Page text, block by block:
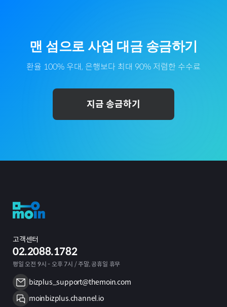
맨 섬으로 사업 대금송금하기
환율 100% 우대, 은행보다 최대 90% 저렴한 수수료
지금 송금하기
고객센터
02.2088.1782
평일 오전 9시 - 오후 7시 / 주말, 공휴일 휴무
bizplus_support@themoin.com
moinbizplus.channel.io